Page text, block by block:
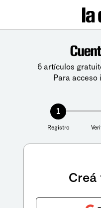
6 artículos
Para acceso
1
Registro
Creá